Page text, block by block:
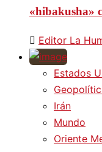
«hibakusha»
Editor La
Estados
Irán
Mundo
Oriente